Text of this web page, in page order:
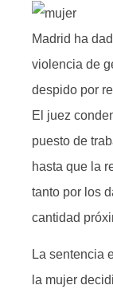
Madrid ha
violencia de
despido por
El juez
puesto de
hasta que la
tanto por los
cantidad
La sentencia
la mujer